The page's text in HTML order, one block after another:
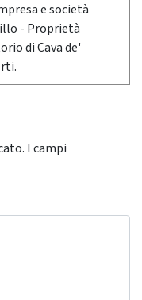
e società
- Proprietà
di Cava de'
I campi